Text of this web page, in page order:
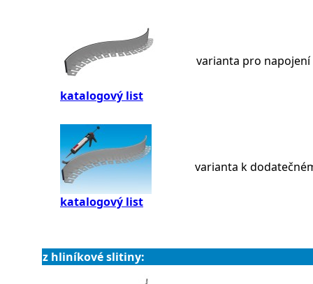
katalogový list
varianta pro napojení
katalogový list
varianta k
z hliníkové slitiny: